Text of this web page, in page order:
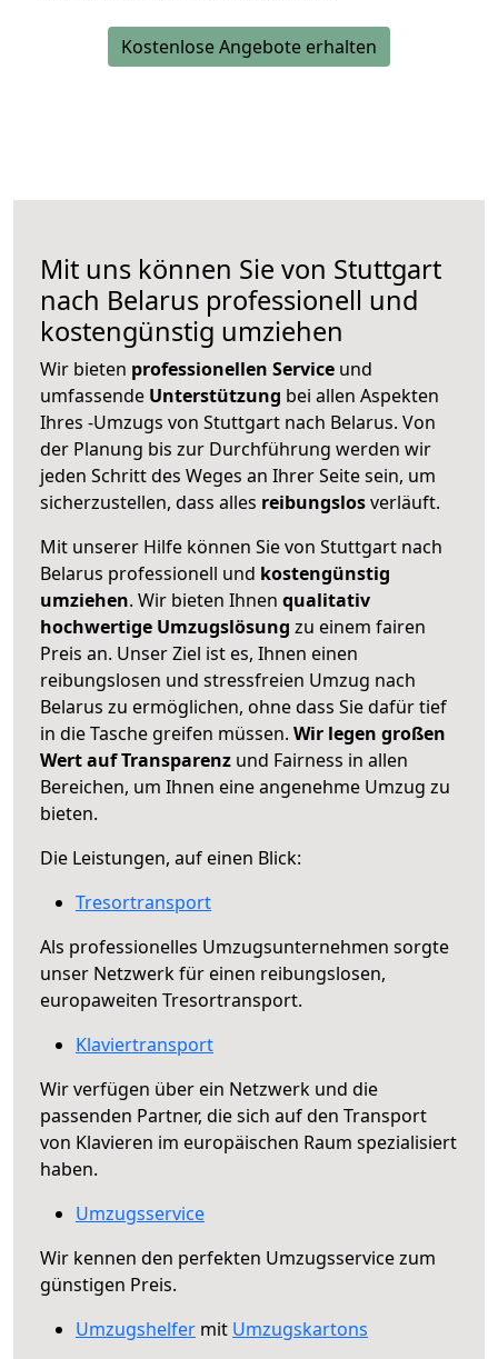
Kostenlose Angebote erhalten
Mit uns können Sie von Stuttgart
nach Belarus professionell und
kostengünstig umziehen
Wir bieten professionellen Service und
umfassende Unterstützung bei allen Aspekten
Ihres -Umzugs von Stuttgart nach Belarus. Von
der Planung bis zur Durchführung werden wir
jeden Schritt des Weges an Ihrer Seite sein, um
sicherzustellen, dass alles reibungslosverläuft.
Mit unserer Hilfe können Sie von Stuttgart nach
Belarus professionell und kostengünstig
umziehen. Wir bieten Ihnen qualitativ
hochwertige Umzugslösung zu einem fairen
Preis an. Unser Ziel ist es, Ihnen einen
reibungslosen und stressfreien Umzug nach
Belarus zu ermöglichen, ohne dass Sie dafür tief
in die Tasche greifen müssen. Wir legen großen
Wert auf Transparenz und Fairness in allen
Bereichen, um Ihnen eine angenehme Umzug zu
bieten.
Die Leistungen, auf einen Blick:
Tresortransport
Als professionelles Umzugsunternehmen sorgte
unser Netzwerk für einen reibungslosen,
europaweiten Tresortransport.
Klaviertransport
Wir verfügen über ein Netzwerk und die
passenden Partner, die sich auf den Transport
von Klavieren im europäischen Raum spezialisiert
haben.
Umzugsservice
Wir kennen den perfekten Umzugsservice zum
günstigen Preis.
Umzugshelfer mit Umzugskartons